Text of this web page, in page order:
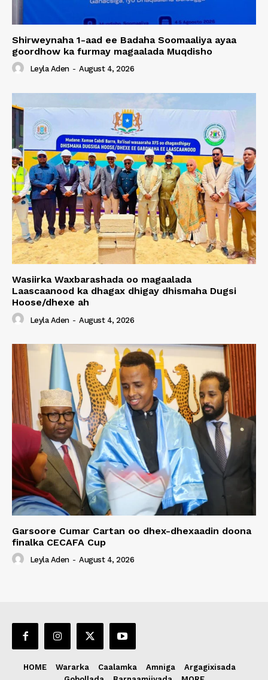
Shirweynaha 1-aad ee Badaha Soomaaliya ayaa
goordhow ka furmay magaalada Muqdisho
Leyla Aden - August 4, 2026
Wasiirka Waxbarashada oo magaalada
Laascaanood ka dhagax dhigay dhismaha Dugsi
Hoose/dhexe ah
Leyla Aden - August 4, 2026
Garsoore Cumar Cartan oo dhex-dhexaadin doona
finalka CECAFA Cup
Leyla Aden - August 4, 2026
HOME Wararka Caalamka Amniga
Argagixisada